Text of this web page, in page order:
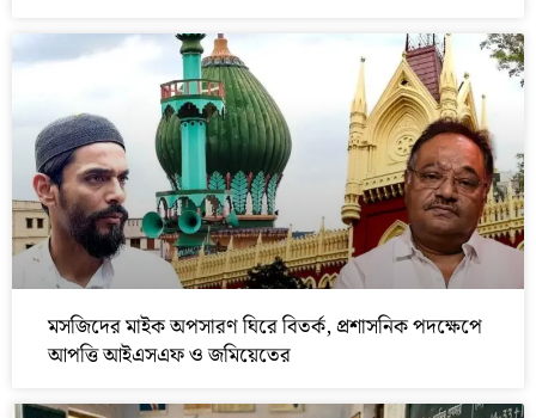
মসজিদের মাইক অপসারণ ঘিরে বিতর্ক, প্রশাসনিক পদক্ষেপে
আপত্তি আইএসএফ ও জমিয়েতের